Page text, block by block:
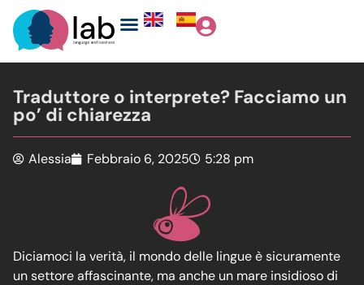
Traduttore o interprete? Facciamo un
po’ di chiarezza
Alessia Febbraio 6, 2025 5:28 pm
Diciamoci la verità, il mondo delle lingue è sicuramente
un settore affascinante, ma anche un mare insidioso di